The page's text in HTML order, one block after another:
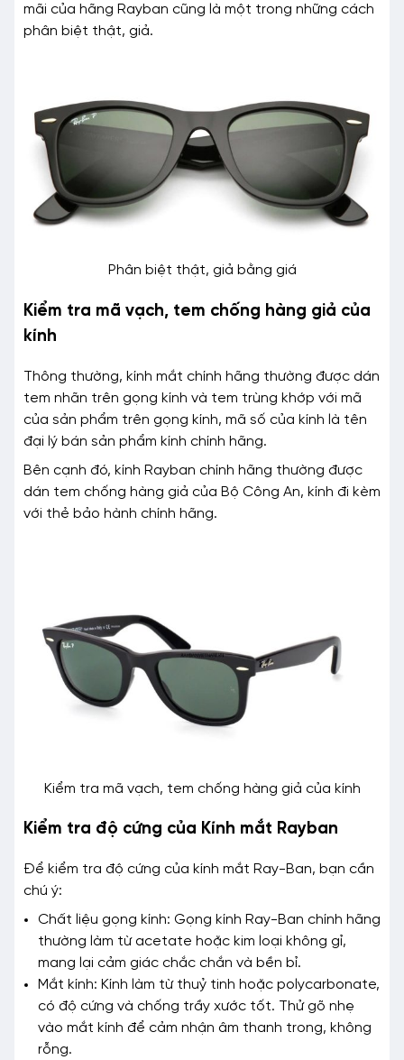
mãi của hãng Rayban cũng là một trong những cách
phân biệt thật, giả.
Phân biệt thật, giả bằng giá
Kiểm tra mã vạch, tem chống hàng giả của
kính
Thông thường, kính mắt chính hãng thường được dán
tem nhãn trên gọng kính và tem trùng khớp với mã
của sản phẩm trên gọng kính, mã số của kính là tên
đại lý bán sản phẩm kính chính hãng.
Bên cạnh đó, kính Rayban chính hãng thường được
dán tem chống hàng giả của Bộ Công An, kính đi kèm
với thẻ bảo hành chính hãng.
Kiểm tra mã vạch, tem chống hàng giả của kính
Kiểm tra độ cứng của Kính mắt Rayban
Để kiểm tra độ cứng của kính mắt Ray-Ban, bạn cần
chú ý:
Chất liệu gọng kính: Gọng kính Ray-Ban chính hãng
thường làm từ acetate hoặc kim loại không gỉ,
mang lại cảm giác chắc chắn và bền bỉ.
Mắt kính: Kính làm từ thuỷ tinh hoặc polycarbonate,
có độ cứng và chống trầy xước tốt. Thử gõ nhẹ
vào mắt kính để cảm nhận âm thanh trong, không
rỗng.